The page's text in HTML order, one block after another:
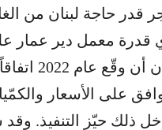
قدرة معمل دير عمار
وقد
على الأسعار
ذلك حيّز التنفيذ. وقد